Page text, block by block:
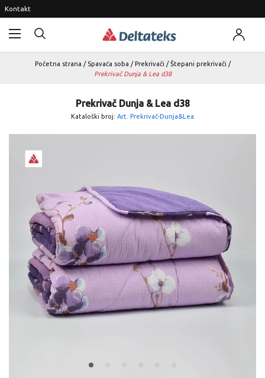
Kontakt
Početna strana / Spavaća soba / Prekrivači / Štepani prekrivači /
Prekrivač Dunja & Lea d38
Prekrivač Dunja & Lea d38
Kataloški broj: Art. Prekrivač-Dunja&Lea